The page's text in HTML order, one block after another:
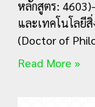
หลักสูตร:
และเทคโนโลยี
(Doctor of
Read More »